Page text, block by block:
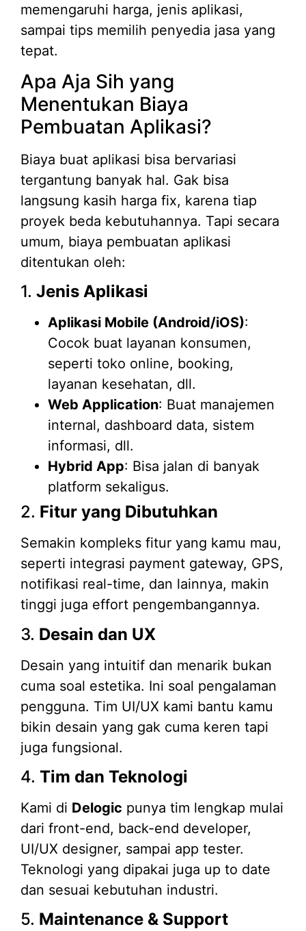
memengaruhi harga, jenis aplikasi,
sampai tips memilih penyedia jasa yang
tepat.
Apa Aja Sih yang
Menentukan Biaya
Pembuatan Aplikasi?
Biaya buat aplikasi bisa bervariasi
tergantung banyak hal. Gak bisa
langsung kasih harga fix, karena tiap
proyek beda kebutuhannya. Tapi secara
umum, biaya pembuatan aplikasi
ditentukan oleh:
1. Jenis Aplikasi
Aplikasi Mobile (Android/iOS):
Cocok buat layanan konsumen,
seperti toko online, booking,
layanan kesehatan, dll.
Web Application: Buat manajemen
internal, dashboard data, sistem
informasi, dll.
Hybrid App: Bisa jalan di banyak
platform sekaligus.
2. Fitur yang Dibutuhkan
Semakin kompleks fitur yang kamu mau,
seperti integrasi payment gateway, GPS,
notifikasi real-time, dan lainnya, makin
tinggi juga effort pengembangannya.
3. Desain dan UX
Desain yang intuitif dan menarik bukan
cuma soal estetika. Ini soal pengalaman
pengguna. Tim UI/UX kami bantu kamu
bikin desain yang gak cuma keren tapi
juga fungsional.
4. Tim dan Teknologi
Kami di Delogic punya tim lengkap mulai
dari front-end, back-end developer,
UI/UX designer, sampai app tester.
Teknologi yang dipakai juga up to date
dan sesuai kebutuhan industri.
5. Maintenance & Support